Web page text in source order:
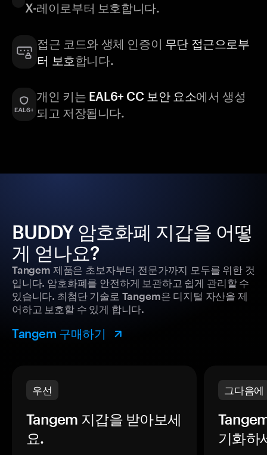
X-레이로부터 보호합니다.
접근 코드와 생체 인증이 무단 접근으로부
터 보호합니다.
개인 키는 EAL6+ CC 보안 요소에서 생성
되고 저장됩니다.
BUDDY 암호화폐 지갑을 어떻
게 얻나요?
Tangem 제품은 초보자부터 전문가까지 모두를 위한 것
입니다. 암호화폐를 안전하게 보관하고 쉽게 관리할 수
있습니다. 최첨단 기술로 Tangem은 디지털 자산을 제
어하고 보호할 수 있게 합니다.
Tangem 구매하기
우선
Tangem 지갑을 받아보세
요.
그다음에
기화하